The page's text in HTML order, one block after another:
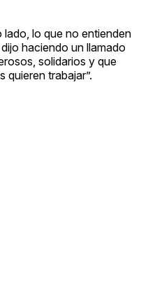
lo que no entienden
haciendo un llamado
solidarios y que
quieren trabajar”.